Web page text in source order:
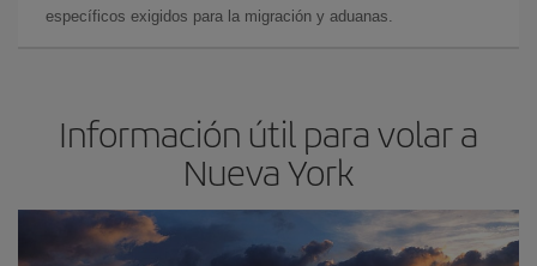
específicos exigidos para la migración y aduanas.
Información útil para volar a
Nueva York